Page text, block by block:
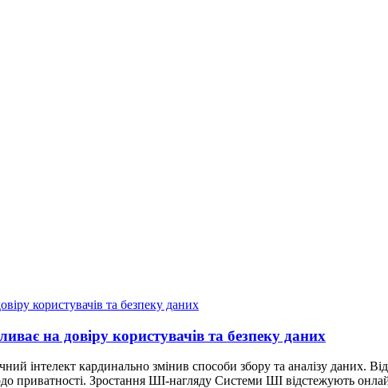
на довіру користувачів та безпеку даних
інтелект кардинально змінив способи збору та аналізу даних.
приватності. Зростання ШІ-нагляду Системи ШІ відстежують